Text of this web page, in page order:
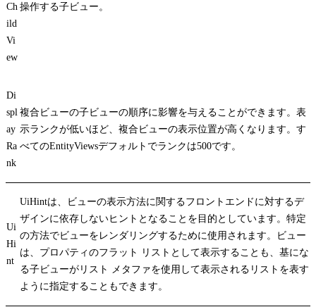
Ch
ild
Vi
ew
操作する子ビュー。
Di
spl
ay
Ra
nk
複合ビューの子ビューの順序に影響を与えることができます。表
示ランクが低いほど、複合ビューの表示位置が高くなります。す
べてのEntityViewsデフォルトでランクは500です。
Ui
Hi
nt
UiHintは、ビューの表示方法に関するフロントエンドに対するデ
ザインに依存しないヒントとなることを目的としています。特定
の方法でビューをレンダリングするために使用されます。ビュー
は、プロパティのフラット リストとして表示することも、基にな
る子ビューがリスト メタファを使用して表示されるリストを表す
ように指定することもできます。